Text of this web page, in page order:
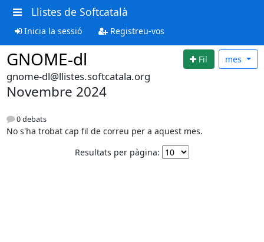
Llistes de Softcatalà
Inicia la sessió Registreu-vos
GNOME-dl Fil mes
gnome-dl@llistes.softcatala.org
Novembre 2024
0 debats
No s'ha trobat cap fil de correu per a aquest mes.
Resultats per pàgina: